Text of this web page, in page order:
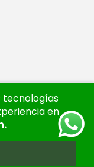
tecnologías
en
.